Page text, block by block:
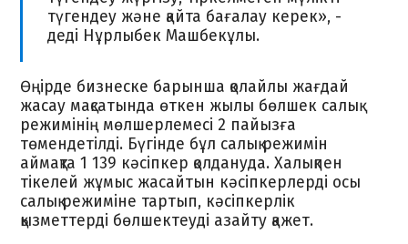
түгендеу және қайта бағалау керек», -
деді Нұрлыбек Машбекұлы.
Өңірде бизнеске барынша қолайлы жағдай
жасау мақсатында өткен жылы бөлшек салық
режимінің мөлшерлемесі 2 пайызға
төмендетілді. Бүгінде бұл салық режимін
аймақта 1 139 кәсіпкер қолдануда. Халықпен
тікелей жұмыс жасайтын кәсіпкерлерді осы
салық режиміне тартып, кәсіпкерлік
қызметтерді бөлшектеуді азайту қажет.